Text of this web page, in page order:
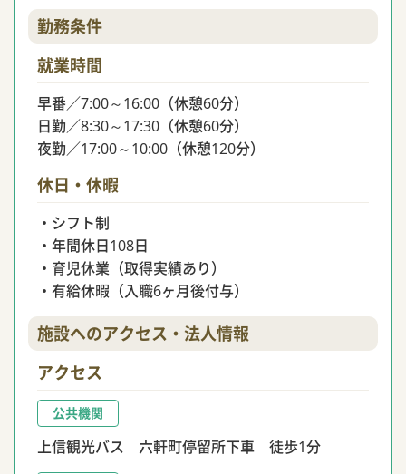
勤務条件
就業時間
早番／7:00～16:00（休憩60分）
日勤／8:30～17:30（休憩60分）
夜勤／17:00～10:00（休憩120分）
休日・休暇
・シフト制
・年間休日108日
・育児休業（取得実績あり）
・有給休暇（入職6ヶ月後付与）
施設へのアクセス・法人情報
アクセス
公共機関
上信観光バス 六軒町停留所下車 徒歩1分